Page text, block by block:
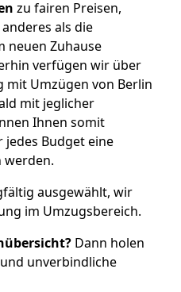
zu fairen Preisen,
als die
neuen Zuhause
verfügen wir über
Umzügen von Berlin
mit jeglicher
Ihnen somit
Budget eine
werden.
ausgewählt, wir
im Umzugsbereich.
Dann holen
unverbindliche